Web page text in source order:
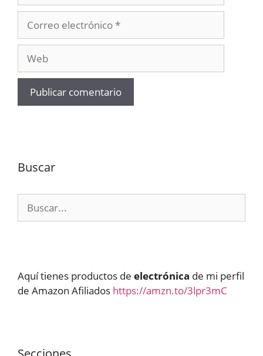
electrónico
Buscar
Aquí tienes productos de electrónica de mi perfil
de Amazon Afiliados https://amzn.to/3lpr3mC